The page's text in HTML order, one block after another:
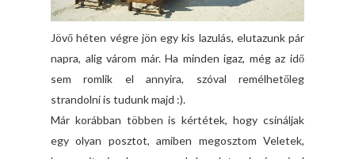
Jövő héten végre jön egy kis lazulás, elutazunk pár
napra, alig várom már. Ha minden igaz, még az idő
sem romlik el annyira, szóval remélhetőleg
strandolni is tudunk majd :).
Már korábban többen is kértétek, hogy csináljak
egy olyan posztot, amiben megosztom Veletek,